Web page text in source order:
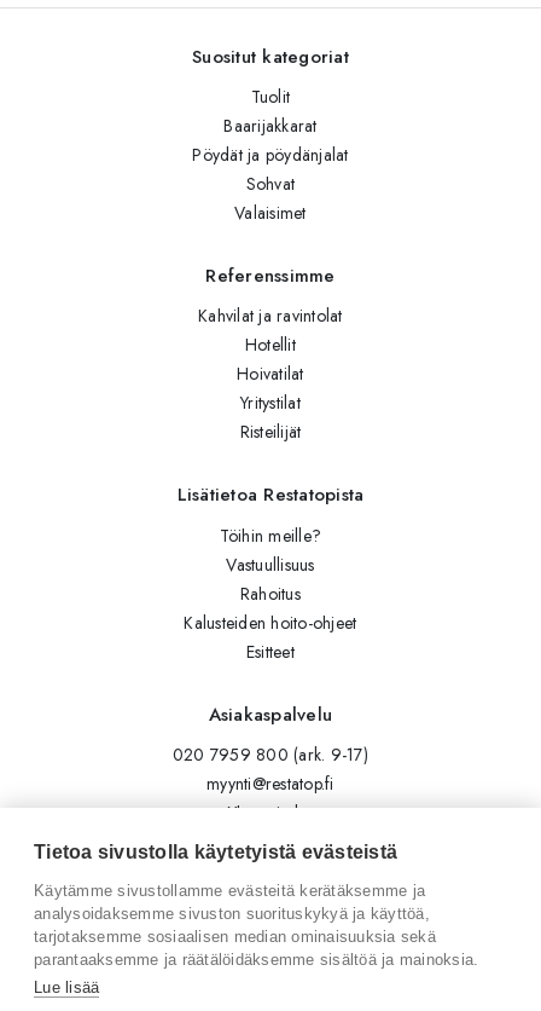
Suositut kategoriat
Tuolit
Baarijakkarat
Pöydät ja pöydänjalat
Sohvat
Valaisimet
Referenssimme
Kahvilat ja ravintolat
Hotellit
Hoivatilat
Yritystilat
Risteilijät
Lisätietoa Restatopista
Töihin meille?
Vastuullisuus
Rahoitus
Kalusteiden hoito-ohjeet
Esitteet
Asiakaspalvelu
020 7959 800 (ark. 9-17)
myynti@restatop.fi
Yhteystiedot
Lähetä viesti
Seuraa meitä
Tilaa uutiskirje
Tietoa sivustolla käytetyistä evästeistä
Käytämme sivustollamme evästeitä kerätäksemme ja
analysoidaksemme sivuston suorituskykyä ja käyttöä,
tarjotaksemme sosiaalisen median ominaisuuksia sekä
parantaaksemme ja räätälöidäksemme sisältöä ja mainoksia.
Lue lisää